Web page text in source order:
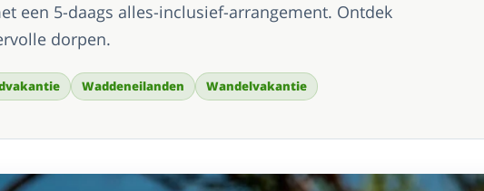
een 5-daags alles-inclusief-arrangement. Ontdek
dorpen.
Waddeneilanden Wandelvakantie